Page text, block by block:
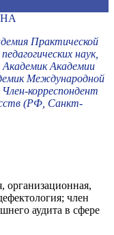
Практической
наук,
Академии
Международной
корреспондент
(РФ, Санкт-
организационная,
член
аудита в сфере